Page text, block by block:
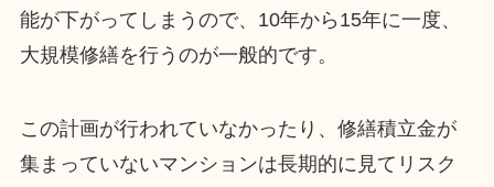
能が下がってしまうので、10年から15年に一度、
大規模修繕を行うのが一般的です。
この計画が行われていなかったり、修繕積立金が
集まっていないマンションは長期的に見てリスク